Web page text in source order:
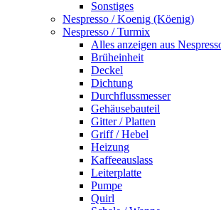
Sonstiges
Nespresso / Koenig (Köenig)
Nespresso / Turmix
Alles anzeigen aus
Brüheinheit
Deckel
Dichtung
Durchflussmesser
Gehäusebauteil
Gitter / Platten
Griff / Hebel
Heizung
Kaffeeauslass
Leiterplatte
Pumpe
Quirl